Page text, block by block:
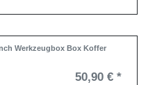
Werkzeugbox Box Koffer
50,90 € *